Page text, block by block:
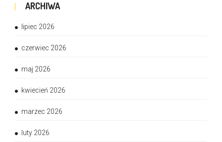
ARCHIWA
lipiec 2026
czerwiec 2026
maj 2026
kwiecień 2026
marzec 2026
luty 2026